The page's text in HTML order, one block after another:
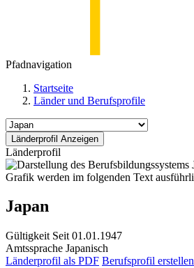
Pfadnavigation
Startseite
Länder und Berufsprofile
Länderprofil
Japan
Gültigkeit Seit 01.01.1947
Amtssprache Japanisch
Länderprofil als PDF Berufsprofil erstellen